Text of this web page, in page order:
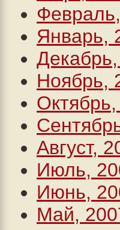
Январь,
Ноябрь,
Август,
Июль,
Июнь,
Май,